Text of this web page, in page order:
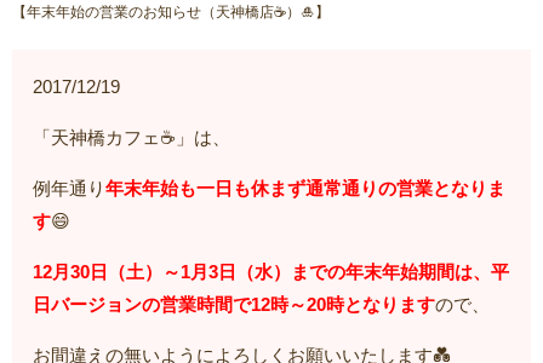
【年末年始の営業のお知らせ（天神橋店☕）🎍】
2017/12/19
「天神橋カフェ☕」は、
例年通り年末年始も一日も休まず通常通りの営業となりま
す😄
12月30日（土）～1月3日（水）までの年末年始期間は、平
日バージョンの営業時間で12時～20時となりますので、
お間違えの無いようによろしくお願いいたします💑